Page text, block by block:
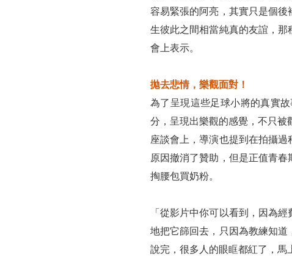
容易緊張的阿亮，其實只是個
生彼此之間相當純真的友誼，
會上表示。
拋去悲情，樂觀面對！
為了呈現這些足球小將的真實
分，呈現出樂觀的感覺，不只被
座談會上，導演也提到在拍攝
原因撤消了贊助，但是正值青
掏腰包買奶粉。
「從影片中你可以看到，因為
地把它篩回去，只因為教練知
說完，很多人的眼眶都紅了，馬